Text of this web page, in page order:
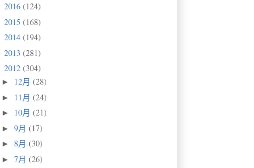
2016 (124)
2015 (168)
2014 (194)
2013 (281)
2012 (304)
► 12月 (28)
► 11月 (24)
► 10月 (21)
► 9月 (17)
► 8月 (30)
► 7月 (26)